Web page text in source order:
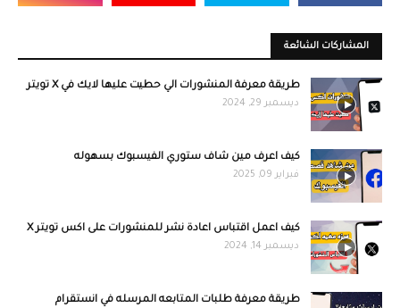
المشاركات الشائعة
طريقة معرفة المنشورات الي حطيت عليها لايك في X تويتر
ديسمبر 29, 2024
كيف اعرف مين شاف ستوري الفيسبوك بسهوله
فبراير 09, 2025
كيف اعمل اقتباس اعادة نشر للمنشورات على اكس تويتر X
ديسمبر 14, 2024
طريقة معرفة طلبات المتابعه المرسله في انستقرام